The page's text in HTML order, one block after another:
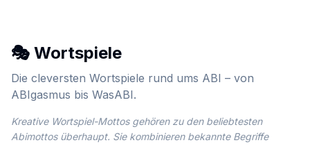
🎭 Wortspiele
Die cleversten Wortspiele rund ums ABI – von
ABIgasmus bis WasABI.
Kreative Wortspiel-Mottos gehören zu den beliebtesten
Abimottos überhaupt. Sie kombinieren bekannte Begriffe